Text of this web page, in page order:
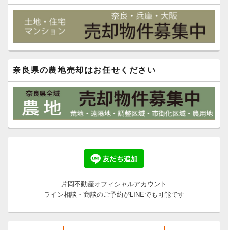
奈良県の農地売却はお任せください
片岡不動産オフィシャルアカウント
ライン相談・商談のご予約がLINEでも可能です